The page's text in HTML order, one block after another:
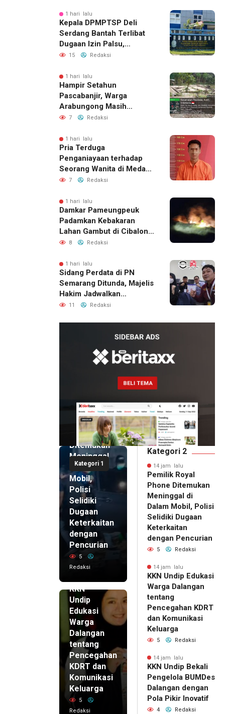
1 hari lalu
Kepala DPMPTSP Deli
Serdang Bantah Terlibat
Dugaan Izin Palsu,
Tegaskan Proses
Jalur Resmi
15 Redaksi
1 hari lalu
Hampir Setahun
Pascabanjir, Warga
Arabungong Masih
Menunggu Bantuan
7 Redaksi
1 hari lalu
Pria Terduga
Penganiayaan terhadap
Seorang Wanita di Medan
Ditangkap Polisi
7 Redaksi
1 hari lalu
Damkar Pameungpeuk
Padamkan Kebakaran
Lahan Gambut di Cibalong,
Permukiman Warga
8 Redaksi
1 hari lalu
Sidang Perdata di PN
Semarang Ditunda, Majelis
Hakim Jadwalkan
Pemanggilan Ulang BPR
11 Redaksi
Kategori 1
14 jam lalu
Pemilik
Royal
Phone
Ditemukan
Meninggal
di Dalam
Mobil,
Polisi
Selidiki
Dugaan
Keterkaitan
dengan
Pencurian
5
Redaksi
KKN
Undip
Edukasi
Warga
Dalangan
tentang
Pencegahan
KDRT dan
Komunikasi
Keluarga
5
Redaksi
Kategori 2
14 jam lalu
Pemilik Royal
Phone Ditemukan
Meninggal di
Dalam Mobil, Polisi
Selidiki Dugaan
Keterkaitan
dengan Pencurian
5 Redaksi
14 jam lalu
KKN Undip Edukasi
Warga Dalangan
tentang
Pencegahan KDRT
dan Komunikasi
Keluarga
5 Redaksi
14 jam lalu
KKN Undip Bekali
Pengelola BUMDes
Dalangan dengan
Pola Pikir Inovatif
4 Redaksi